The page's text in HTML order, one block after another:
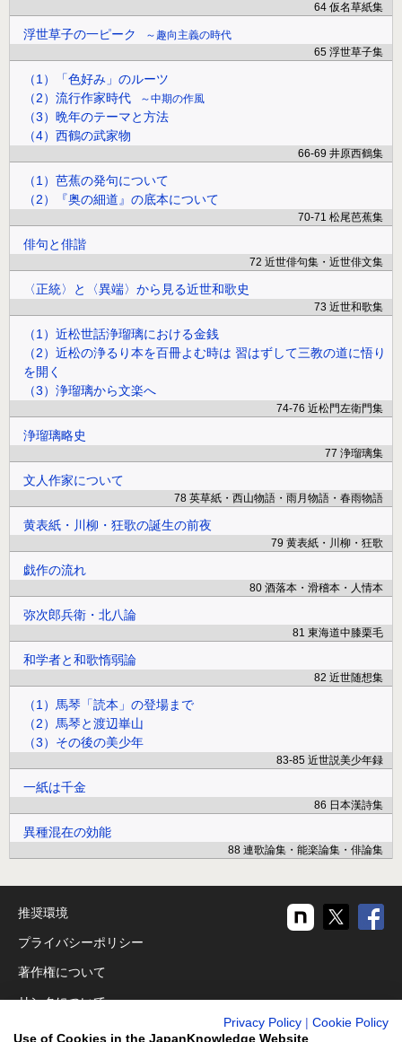
64 仮名草紙集
浮世草子の一ピーク
趣向主義の時代
65 浮世草子集
（1）「色好み」のルーツ
（2）流行作家時代
中期の作風
（3）晩年のテーマと方法
（4）西鶴の武家物
66-69 井原西鶴集
（1）芭蕉の発句について
（2）『奥の細道』の底本について
70-71 松尾芭蕉集
俳句と俳諧
72 近世俳句集・近世俳文集
〈正統〉と〈異端〉から見る近世和歌史
73 近世和歌集
（1）近松世話浄瑠璃における金銭
（2）近松の浄るり本を百冊よむ時は 習はずして三教の道に悟り
を開く
（3）浄瑠璃から文楽へ
74-76 近松門左衛門集
浄瑠璃略史
77 浄瑠璃集
文人作家について
78 英草紙・西山物語・雨月物語・春雨物語
黄表紙・川柳・狂歌の誕生の前夜
79 黄表紙・川柳・狂歌
戯作の流れ
80 酒落本・滑稽本・人情本
弥次郎兵衛・北八論
81 東海道中膝栗毛
和学者と和歌惰弱論
82 近世随想集
（1）馬琴「読本」の登場まで
（2）馬琴と渡辺崋山
（3）その後の美少年
83-85 近世説美少年録
一紙は千金
86 日本漢詩集
異種混在の効能
88 連歌論集・能楽論集・俳論集
推奨環境
プライバシーポリシー
著作権について
リンクについて
免責事項
Privacy Policy
Cookie Policy
Use of Cookies in the JapanKnowledge Website